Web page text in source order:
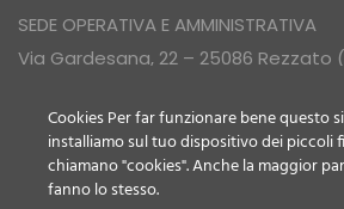
SEDE OPERATIVA E AMMINISTRATIVA
Via Gardesana, 22 – 25086 Rezzato
+39 030 603054
Cookies Per far funzionare bene questo
installiamo sul tuo dispositivo dei piccoli
chiamano "cookies". Anche la maggior
fanno lo stesso.